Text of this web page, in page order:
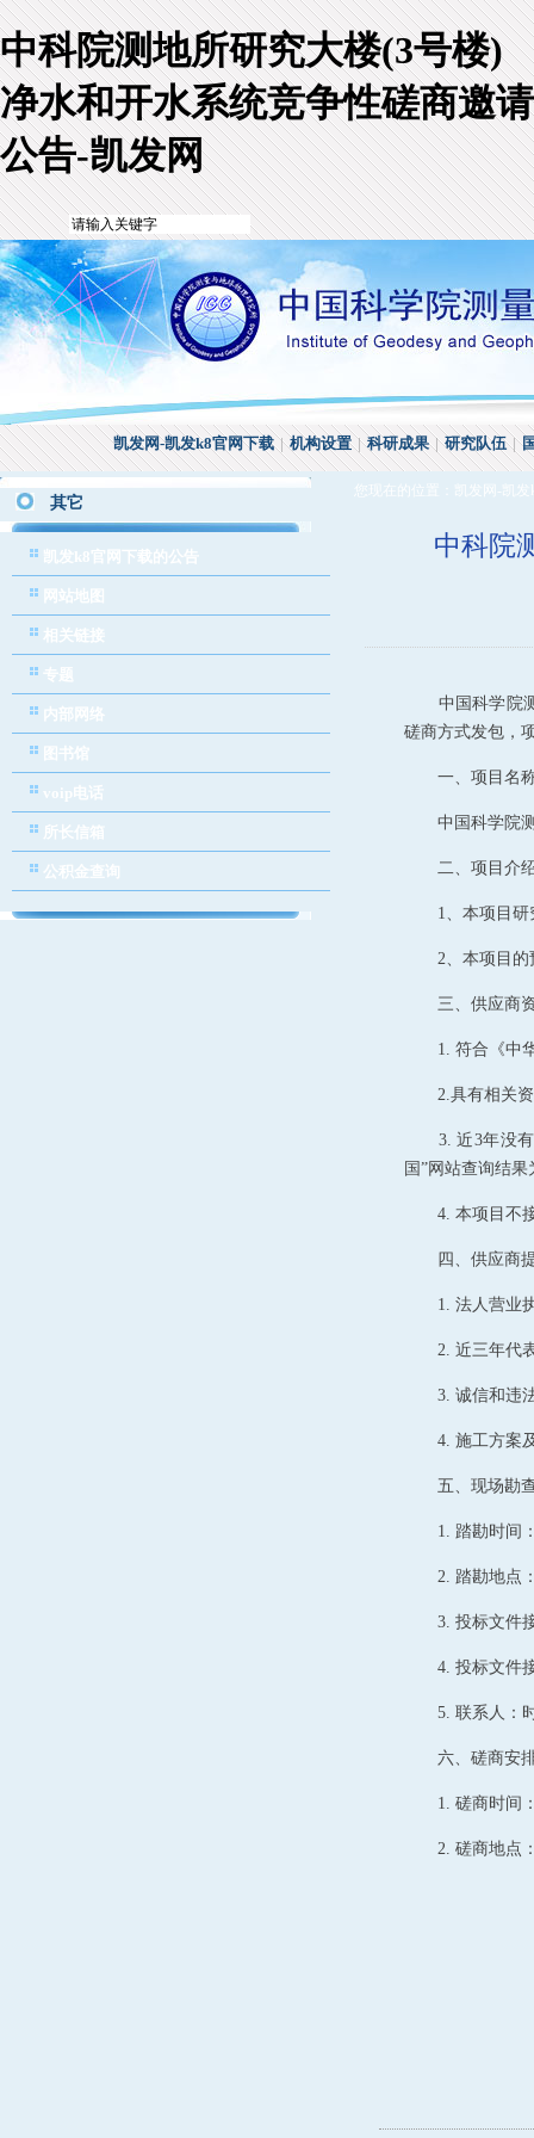
中科院测地所研究大楼(3号楼)
净水和开水系统竞争性磋商邀请
公告-凯发网
凯发网-凯发k8官网下载|机构设置|科研成果|研究队伍|
其它
凯发k8官网下载的公告
网站地图
相关链接
专题
内部网络
图书馆
voip电话
所长信箱
公积金查询
您现在的位置： 凯发网-凯
中科院
中国科学院
磋商方式发包，
一、项目名
中国科学院
二、项目介
1 、本项目
2 、本项目
三、供应商
1. 符合《中
2. 具有相关
3.近3年没
国”网站查询结果
4. 本项目不
四、供应商
1. 法人营业
2. 近三年代
3. 诚信和违
4. 施工方案
五、现场勘
1. 踏勘时间
2. 踏勘地点
3. 投标文件
4. 投标文件
5. 联系人：
六、磋商安
1. 磋商时间
2. 磋商地点